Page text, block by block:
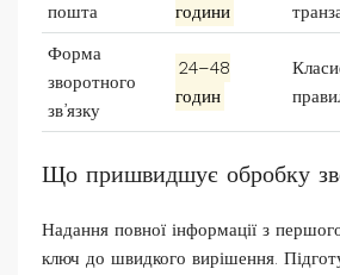
пошта
години
Форма
зворотного
зв’язку
24–48
годин
Що пришвидшує обробку
Надання повної інформації з
ключ до швидкого вирішення.